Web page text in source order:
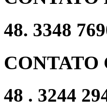
48. 3348
48 . 3244